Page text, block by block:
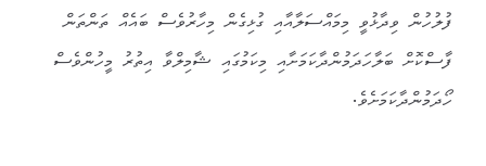
ފުލުހުން ވިދާޅުވީ މިމައްސަލާއާއި ގުޅިގެން މިހާރުވެސް ބައެއް ތަންތަން
ފާސްކޮށް ބަލާހަދަމުންދާކަމަށާއި މިކަމުގައި ޝާމިލްވާ އިތުރު މީހުންވެސް
ހޯދަމުންދާކަމަށެވެ.